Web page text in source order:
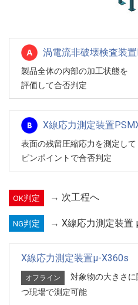
渦電流非破壊検査装置
製品全体の内部の加工状態を
評価して合否判定
X線応力測定装置
表面の残留圧縮応力を測定して
ピンポイントで合否判定
OK判定 → 次工程へ
NG判定 → X線応力測定装置
X線応力測定装置μ-X360s
オフライン
対象物の大きさ
つ現場で測定可能